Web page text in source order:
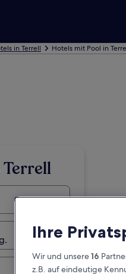
in Terrell Hotels mit Pool in
Ihre
Wir und unsere16
z.B. auf eindeutige